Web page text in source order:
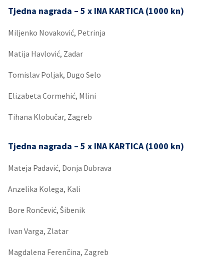
Tjedna nagrada – 5 x INA KARTICA (1000 kn)
Miljenko Novaković, Petrinja
Matija Havlović, Zadar
Tomislav Poljak, Dugo Selo
Elizabeta Cormehić, Mlini
Tihana Klobučar, Zagreb
Tjedna nagrada – 5 x INA KARTICA (1000 kn)
Mateja Padavić, Donja Dubrava
Anzelika Kolega, Kali
Bore Rončević, Šibenik
Ivan Varga, Zlatar
Magdalena Ferenčina, Zagreb